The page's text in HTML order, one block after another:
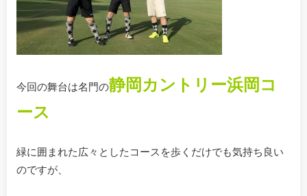
今回の舞台は名門の静岡カントリー浜岡コ
ース
緑に囲まれた広々としたコースを歩くだけでも気持ち良い
のですが、